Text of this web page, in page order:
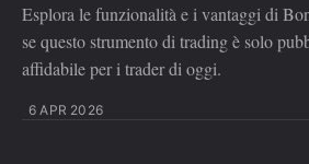
Esplora le funzionalità e i vantaggi di
se questo strumento di trading è solo
affidabile per i trader di oggi.
6 APR 2026